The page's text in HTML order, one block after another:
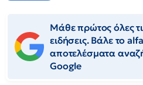
Μάθε πρώτος όλες
ειδήσεις. Βάλε το
αποτελέσματα
Google